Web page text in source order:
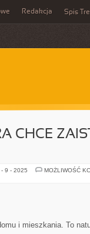
Redakcja Spis
CHCE
- 9 - 2025
MOŻLIWOŚĆ
i mieszkania. To